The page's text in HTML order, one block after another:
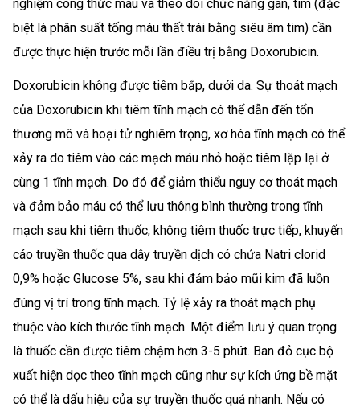
nghiệm công thức máu và theo dõi chức năng gan, tim (đặc
biệt là phân suất tống máu thất trái bằng siêu âm tim) cần
được thực hiện trước mỗi lần điều trị bằng Doxorubicin.
Doxorubicin không được tiêm bắp, dưới da. Sự thoát mạch
của Doxorubicin khi tiêm tĩnh mạch có thể dẫn đến tổn
thương mô và hoại tử nghiêm trọng, xơ hóa tĩnh mạch có thể
xảy ra do tiêm vào các mạch máu nhỏ hoặc tiêm lặp lại ở
cùng 1 tĩnh mạch. Do đó để giảm thiểu nguy cơ thoát mạch
và đảm bảo máu có thể lưu thông bình thường trong tĩnh
mạch sau khi tiêm thuốc, không tiêm thuốc trực tiếp, khuyến
cáo truyền thuốc qua dây truyền dịch có chứa Natri clorid
0,9% hoặc Glucose 5%, sau khi đảm bảo mũi kim đã luồn
đúng vị trí trong tĩnh mạch. Tỷ lệ xảy ra thoát mạch phụ
thuộc vào kích thước tĩnh mạch. Một điểm lưu ý quan trọng
là thuốc cần được tiêm chậm hơn 3-5 phút. Ban đỏ cục bộ
xuất hiện dọc theo tĩnh mạch cũng như sự kích ứng bề mặt
có thể là dấu hiệu của sự truyền thuốc quá nhanh. Nếu có